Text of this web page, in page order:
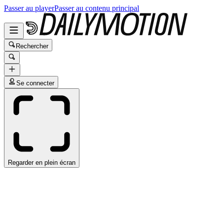
Passer au playerPasser au contenu principal
Rechercher
Se connecter
Regarder en plein écran